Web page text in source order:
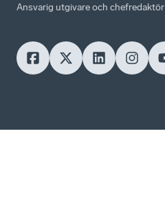
Ansvarig utgivare och chefredaktör